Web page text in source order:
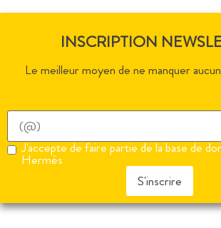
INSCRIPTION
Le meilleur moyen de ne manquer
J'accepte de faire partie de la base de
Hermès
S'inscrire